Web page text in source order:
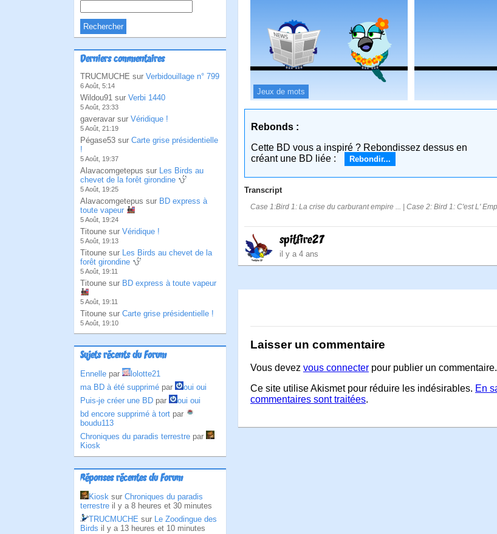
Derniers commentaires
TRUCMUCHE sur Verbidouillage n° 799
6 Août, 5:14
Wildou91 sur Verbi 1440
5 Août, 23:33
gaveravar sur Véridique !
5 Août, 21:19
Pégase53 sur Carte grise présidentielle
!
5 Août, 19:37
Alavacomgetepus sur Les Birds au
chevet de la forêt girondine
5 Août, 19:25
Alavacomgetepus sur BD express à
toute vapeur
5 Août, 19:24
Titoune sur Véridique !
5 Août, 19:13
Titoune sur Les Birds au chevet de la
forêt girondine
5 Août, 19:11
Titoune sur BD express à toute vapeur
5 Août, 19:11
Titoune sur Carte grise présidentielle !
5 Août, 19:10
Sujets récents du Forum
Ennelle par
lolotte21
ma BD à été supprimé par
oui oui
Puis-je créer une BD par
oui oui
bd encore supprimé à tort par
boudu113
Chroniques du paradis terrestre par
Kiosk
Réponses récentes du Forum
Kiosk sur Chroniques du paradis
terrestre il y a 8 heures et 30 minutes
TRUCMUCHE sur Le Zoodingue des
Birds il y a 13 heures et 10 minutes
Jeux de mots
Rebonds :
Cette BD vous a inspiré ? Rebondissez dessus en
créant une BD liée :
Rebondir...
Transcript
Case 1:Bird 1: La crise du carburant empire ... | Case 2: Bird 1: C'est L'
spitfire27
il y a 4 ans
Laisser un commentaire
Vous devez vous connecter pour publier un commentaire.
Ce site utilise Akismet pour réduire les indésirables. En
commentaires sont traitées.